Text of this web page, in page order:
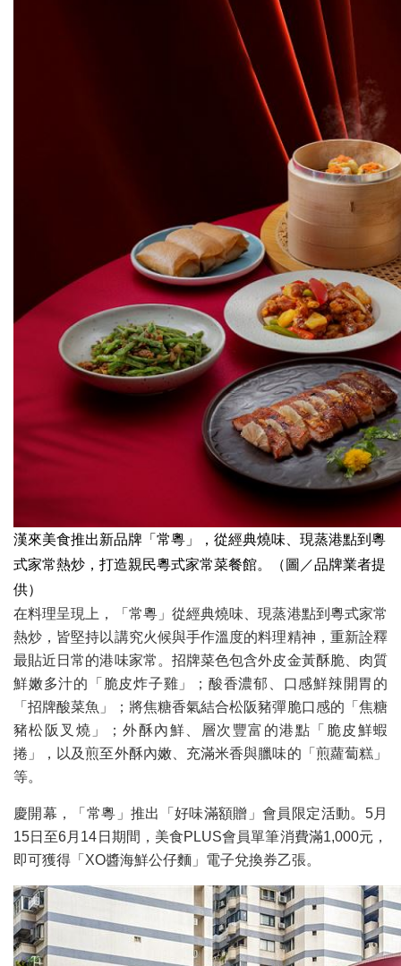
漢來美食推出新品牌「常粵」，從經典燒味、現蒸港點到粵
式家常熱炒，打造親民粵式家常菜餐館。（圖／品牌業者提
供）
在料理呈現上，「常粵」從經典燒味、現蒸港點到粵式家常
熱炒，皆堅持以講究火候與手作溫度的料理精神，重新詮釋
最貼近日常的港味家常。招牌菜色包含外皮金黃酥脆、肉質
鮮嫩多汁的「脆皮炸子雞」；酸香濃郁、口感鮮辣開胃的
「招牌酸菜魚」；將焦糖香氣結合松阪豬彈脆口感的「焦糖
豬松阪叉燒」；外酥內鮮、層次豐富的港點「脆皮鮮蝦
捲」，以及煎至外酥內嫩、充滿米香與臘味的「煎蘿蔔糕」
等。
慶開幕，「常粵」推出「好味滿額贈」會員限定活動。5月
15日至6月14日期間，美食PLUS會員單筆消費滿1,000元，
即可獲得「XO醬海鮮公仔麵」電子兌換券乙張。